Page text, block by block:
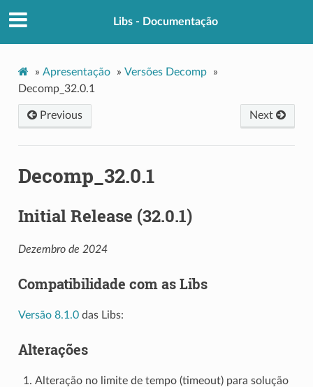
Libs - Documentação
» Apresentação » Versões Decomp
»
Decomp_32.0.1
Next
Previous
Decomp_32.0.1
Initial Release (32.0.1)
Dezembro de 2024
Compatibilidade com as Libs
Versão 8.1.0das Libs:
Alterações
Alteração no limite de tempo (timeout) para solução